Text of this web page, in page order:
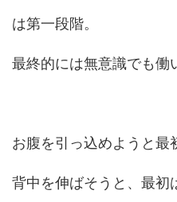
は第一段階。
最終的には無意識でも働
お腹を引っ込めようと最
背中を伸ばそうと、最初